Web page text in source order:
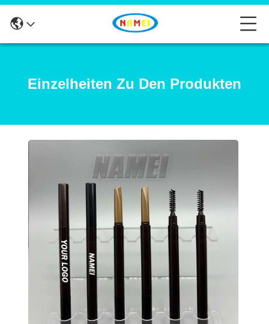
Einzelheiten Zu Den Produkten